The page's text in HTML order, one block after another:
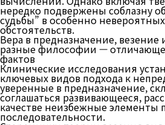
нередко подвержены соблазну
судьбы” в особенно
обстоятельств.
Вера в предназначение, везение
разные философии —
фактов
Клинические исследования
ключевых видов подхода к
уверенные в предназначение,
соглашаться развивающееся,
качестве неизбежные элементы
последовательности.